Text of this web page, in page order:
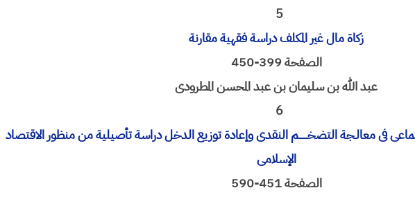
5
زکاة مال غیر المکلف دراسة فقهیة مقارنة
الصفحة 399-450
عبد الله بن سلیمان بن عبد المحسن المطرودی
6
فی معالـجة التضخــــــم النقدی وإعادة توزیع الدخل دراسة تأصیلیة من منظور الاقتصاد
الإسلامی
الصفحة 451-590